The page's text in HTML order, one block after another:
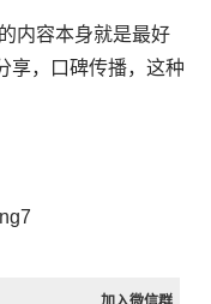
内容本身就是最好
享，口碑传播，这种